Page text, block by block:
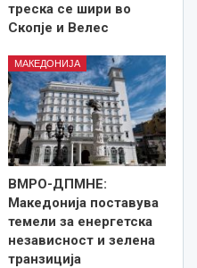
треска се шири во
Скопје и Велес
МАКЕДОНИЈА
ВМРО-ДПМНЕ:
Македонија поставува
темели за енергетска
независност и зелена
транзиција